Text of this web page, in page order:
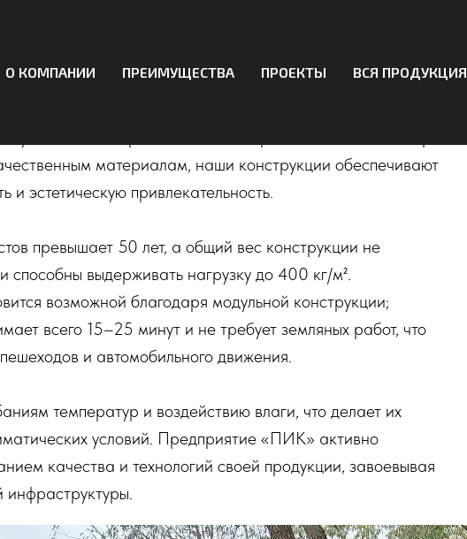
О КОМПАНИИ ПРЕИМУЩЕСТВА ПРОЕКТЫ ВСЯ ПРОДУКЦИЯ
пешеходные мосты
материалам, наши конструкции обеспечивают
и эстетическую привлекательность.
превышает 50 лет, а общий вес конструкции не
способны выдерживать нагрузку до 400 кг/м².
возможной благодаря модульной конструкции;
всего 15–25 минут и не требует земляных работ, что
и автомобильного движения.
температур и воздействию влаги, что делает их
условий. Предприятие «ПИК» активно
качества и технологий своей продукции, завоевывая
инфраструктуры.